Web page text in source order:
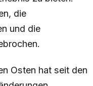
die
und die
Osten hat seit den